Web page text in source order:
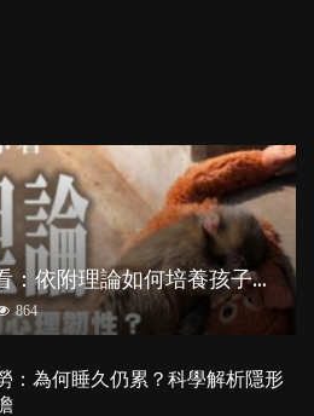
從
小獼猴Panchi 看：依附理論如何培養孩子心理韌性？
864
：為何睡久仍累？科學解析隱形